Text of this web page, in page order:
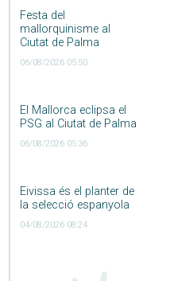
Festa del
mallorquinisme al
Ciutat de Palma
06/08/2026 05:50
El Mallorca eclipsa el
PSG al Ciutat de Palma
06/08/2026 05:36
Eivissa és el planter de
la selecció espanyola
04/08/2026 08:24